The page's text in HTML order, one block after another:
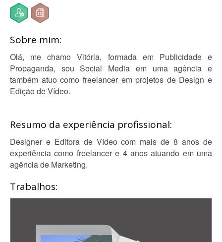
Sobre mim:
Olá, me chamo Vitória, formada em Publicidade e
Propaganda, sou Social Media em uma agência e
também atuo como freelancer em projetos de Design e
Edição de Vídeo.
Resumo da experiência profissional:
Designer e Editora de Vídeo com mais de 8 anos de
experiência como freelancer e 4 anos atuando em uma
agência de Marketing.
Trabalhos: